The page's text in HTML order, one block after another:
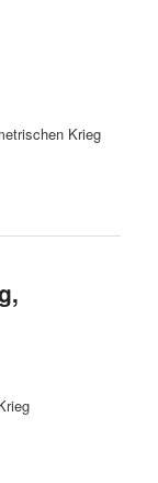
Krieg